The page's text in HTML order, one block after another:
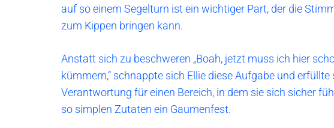
auf so einem Segelturn ist ein wichtiger Part, der die
zum Kippen bringen kann.
Anstatt sich zu beschweren „Boah, jetzt muss ich hier
kümmern,“ schnappte sich Ellie diese Aufgabe und
Verantwortung für einen Bereich, in dem sie sich sicher
so simplen Zutaten ein Gaumenfest.